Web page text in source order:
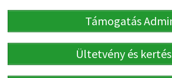
Támogatás
Ültetvény és